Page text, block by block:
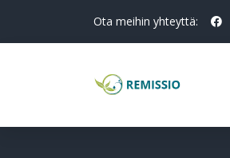
Ota meihin yhteyttä: